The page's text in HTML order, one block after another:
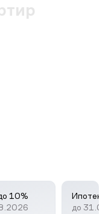
10%
Ипотека
до